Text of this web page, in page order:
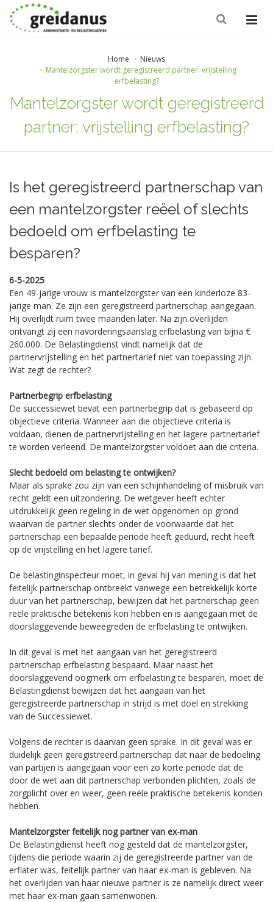
Home
Nieuws
Mantelzorgster wordt geregistreerd partner: vrijstelling
erfbelasting?
Mantelzorgster wordt geregistreerd
partner: vrijstelling erfbelasting?
Is het geregistreerd partnerschap van
een mantelzorgster reëel of slechts
bedoeld om erfbelasting te
besparen?
6-5-2025
Een 49-jarige vrouw is mantelzorgster van een kinderloze 83-
jarige man. Ze zijn een geregistreerd partnerschap aangegaan.
Hij overlijdt ruim twee maanden later. Na zijn overlijden
ontvangt zij een navorderingsaanslag erfbelasting van bijna €
260.000. De Belastingdienst vindt namelijk dat de
partnervrijstelling en het partnertarief niet van toepassing zijn.
Wat zegt de rechter?
Partnerbegrip erfbelasting
De successiewet bevat een partnerbegrip dat is gebaseerd op
objectieve criteria. Wanneer aan die objectieve criteria is
voldaan, dienen de partnervrijstelling en het lagere partnertarief
te worden verleend. De mantelzorgster voldoet aan die criteria.
Slecht bedoeld om belasting te ontwijken?
Maar als sprake zou zijn van een schijnhandeling of misbruik van
recht geldt een uitzondering. De wetgever heeft echter
uitdrukkelijk geen regeling in de wet opgenomen op grond
waarvan de partner slechts onder de voorwaarde dat het
partnerschap een bepaalde periode heeft geduurd, recht heeft
op de vrijstelling en het lagere tarief.
De belastinginspecteur moet, in geval hij van mening is dat het
feitelijk partnerschap ontbreekt vanwege een betrekkelijk korte
duur van het partnerschap, bewijzen dat het partnerschap geen
reële praktische betekenis kon hebben en is aangegaan met de
doorslaggevende beweegreden de erfbelasting te ontwijken.
In dit geval is met het aangaan van het geregistreerd
partnerschap erfbelasting bespaard. Maar naast het
doorslaggevend oogmerk om erfbelasting te besparen, moet de
Belastingdienst bewijzen dat het aangaan van het
geregistreerde partnerschap in strijd is met doel en strekking
van de Successiewet.
Volgens de rechter is daarvan geen sprake. In dit geval was er
duidelijk geen geregistreerd partnerschap dat naar de bedoeling
van partijen is aangegaan voor een zo korte periode dat de
door de wet aan dit partnerschap verbonden plichten, zoals de
zorgplicht over en weer, geen reële praktische betekenis konden
hebben.
Mantelzorgster feitelijk nog partner van ex-man
De Belastingdienst heeft nog gesteld dat de mantelzorgster,
tijdens die periode waarin zij de geregistreerde partner van de
erflater was, feitelijk partner van haar ex-man is gebleven. Na
het overlijden van haar nieuwe partner is ze namelijk direct weer
met haar ex-man gaan samenwonen.